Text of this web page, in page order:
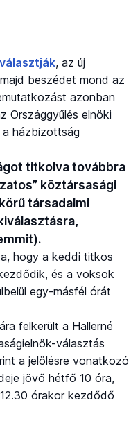
, az új
beszédet mond az
azonban
Országgyűlés elnöki
házbizottság
titkolva továbbra
köztársasági
társadalmi
hogy a keddi titkos
és a voksok
egy-másfél órát
felkerült a Hallerné
választás
a jelölésre vonatkozó
jövő hétfő 10 óra,
órakor kezdődő